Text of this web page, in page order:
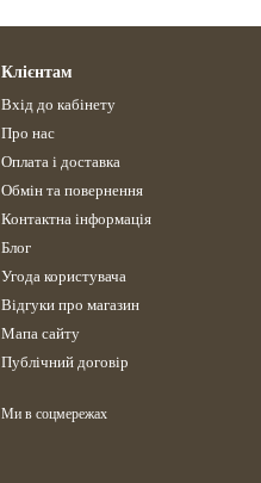
Клієнтам
Вхід до кабінету
Про нас
Оплата і доставка
Обмін та повернення
Контактна інформація
Блог
Угода користувача
Відгуки про магазин
Мапа сайту
Публічний договір
Ми в соцмережах